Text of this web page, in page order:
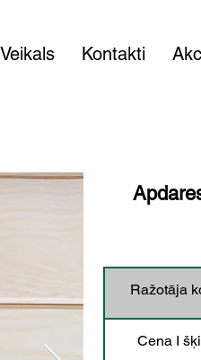
Veikals Kontakti
Ražotāja
Cena I